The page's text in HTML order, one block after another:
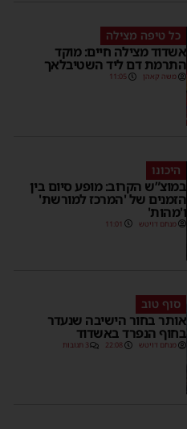
כל טיפה מצילה
אשדוד מצילה חיים: מוקד
התרמת דם ליד השטיבלאך
משה קאהן 11:05
היכונו
במוצ”ש הקרוב: מופע סיום בין
הזמנים של 'המרכז למורשת'
ו'מהות'
מנחם דויטש 11:01
סוף טוב
אותר בחור הישיבה שנעדר
בחוף הנפרד באשדוד
מנחם דויטש 22:08 3 תגובות